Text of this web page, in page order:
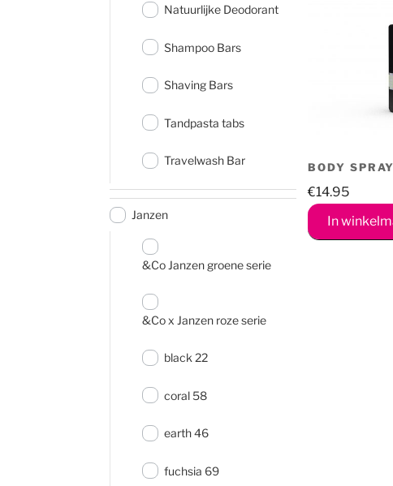
BODY
€14.95
In
Natuurlijke Deodorant
Shampoo Bars
Shaving Bars
Tandpasta tabs
Travelwash Bar
Janzen
&Co Janzen groene serie
&Co x Janzen roze serie
black 22
coral 58
earth 46
fuchsia 69